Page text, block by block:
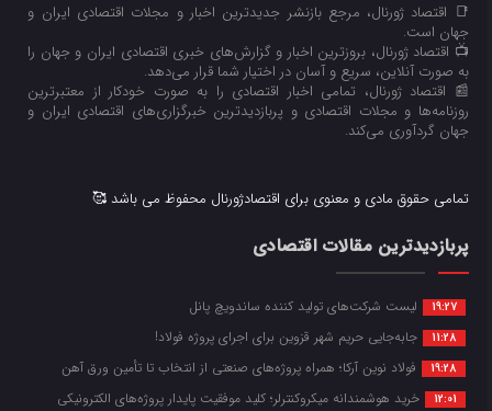
📑 اقتصاد ژورنال، مرجع بازنشر جدیدترین اخبار و مجلات اقتصادی ایران و
جهان است.
📺 اقتصاد ژورنال، بروزترین اخبار و گزارش‌های خبری اقتصادی ایران و جهان را
به صورت آنلاین، سریع و آسان در اختیار شما قرار می‌‌دهد.
📰 اقتصاد ژورنال، تمامی اخبار اقتصادی را به صورت خودکار از معتبرترین
روزنامه‌ها و مجلات اقتصادی و پربازدیدترین خبرگزاری‌های اقتصادی ایران و
جهان گردآوری می‌کند.
تمامی حقوق مادی و معنوی برای اقتصادژورنال محفوظ می باشد 🥰
پربازدیدترین مقالات اقتصادی
19:27 لیست شرکت‌های تولید کننده ساندویچ پانل
11:28 جابه‌جایی حریم شهر قزوین برای اجرای پروژه فولاد!
19:28 فولاد نوین آرکا؛ همراه پروژه‌های صنعتی از انتخاب تا تأمین ورق آهن
12:01 خرید هوشمندانه میکروکنترلر؛ کلید موفقیت پایدار پروژه‌های الکترونیکی